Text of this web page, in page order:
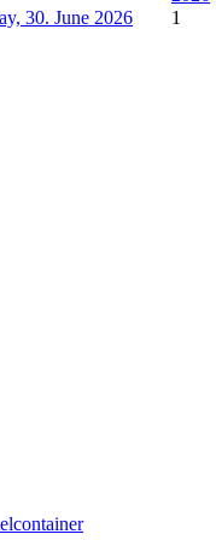
30. June 2026
1